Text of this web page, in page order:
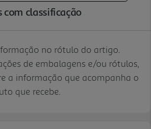
no rótulo do artigo.
de embalagens e/ou rótulos,
a informação que acompanha o
que recebe.